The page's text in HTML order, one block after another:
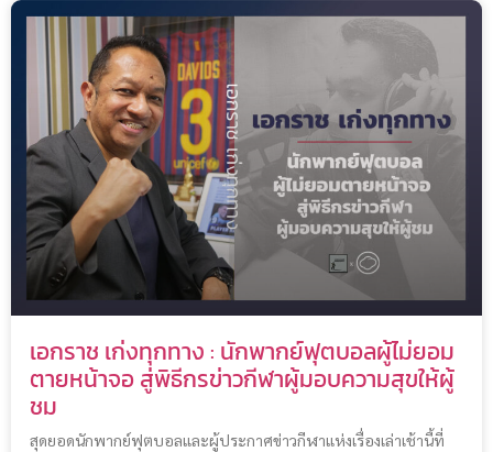
เอกราช เก่งทุกทาง : นักพากย์ฟุตบอลผู้ไม่ยอม
ตายหน้าจอ สู่พิธีกรข่าวกีฬาผู้มอบความสุขให้ผู้
ชม
สุดยอดนักพากย์ฟุตบอลและผู้ประกาศข่าวกีฬาแห่งเรื่องเล่าเช้านี้ที่